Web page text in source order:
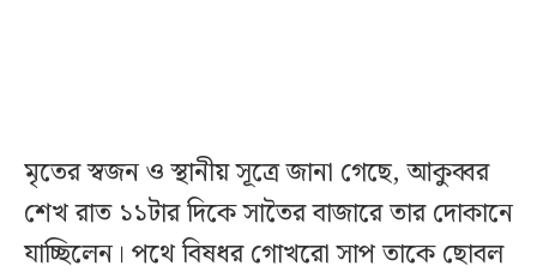
মৃতের স্বজন ও স্থানীয় সূত্রে জানা গেছে, আকুব্বর
শেখ রাত ১১টার দিকে সাতৈর বাজারে তার দোকানে
যাচ্ছিলেন। পথে বিষধর গোখরো সাপ তাকে ছোবল